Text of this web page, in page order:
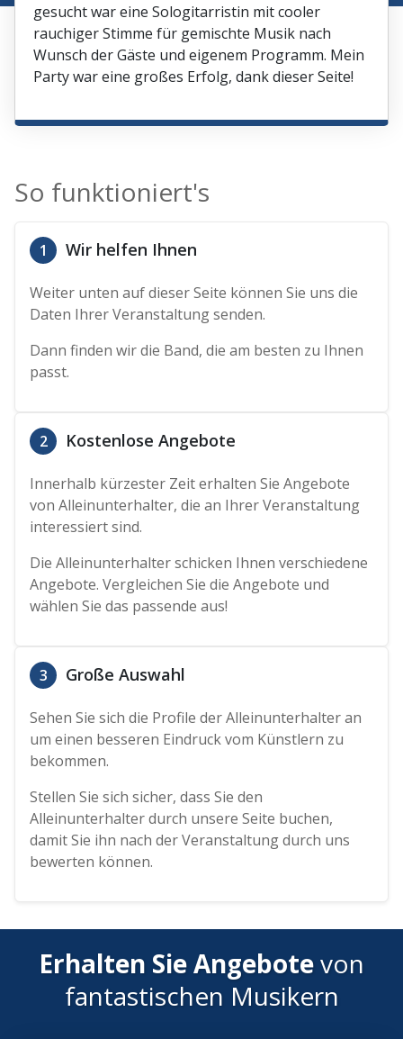
gesucht war eine Sologitarristin mit cooler
rauchiger Stimme für gemischte Musik nach
Wunsch der Gäste und eigenem Programm. Mein
Party war eine großes Erfolg, dank dieser Seite!
So funktioniert's
1 Wir helfen Ihnen
Weiter unten auf dieser Seite können Sie uns die
Daten Ihrer Veranstaltung senden.
Dann finden wir die Band, die am besten zu Ihnen
passt.
2 Kostenlose Angebote
Innerhalb kürzester Zeit erhalten Sie Angebote
von Alleinunterhalter, die an Ihrer Veranstaltung
interessiert sind.
Die Alleinunterhalter schicken Ihnen verschiedene
Angebote. Vergleichen Sie die Angebote und
wählen Sie das passende aus!
3 Große Auswahl
Sehen Sie sich die Profile der Alleinunterhalter an
um einen besseren Eindruck vom Künstlern zu
bekommen.
Stellen Sie sich sicher, dass Sie den
Alleinunterhalter durch unsere Seite buchen,
damit Sie ihn nach der Veranstaltung durch uns
bewerten können.
Erhalten Sie Angebotevon
fantastischen Musikern